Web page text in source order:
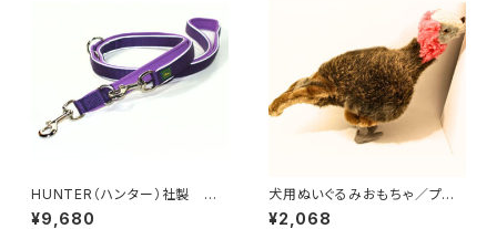
HUNTER（ハンター）社製 犬
用ネオプレン3wayリード【200
¥9,680
犬用ぬいぐるみおもちゃ／プラッ
シュターキー
¥2,068